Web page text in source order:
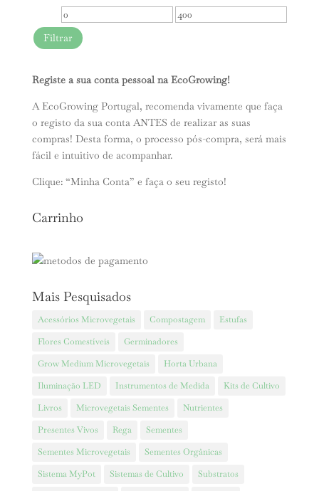
Preço
mínimo
Preço
Filtrar
Registe a sua conta pessoal na EcoGrowing!
A EcoGrowing Portugal, recomenda vivamente que faça
o registo da sua conta ANTES de realizar as suas
compras! Desta forma, o processo pós-compra, será mais
fácil e intuitivo de acompanhar.
Clique: “Minha Conta” e faça o seu registo!
Carrinho
Mais Pesquisados
Acessórios Microvegetais Compostagem
Estufas
Flores Comestíveis
Germinadores
Grow Medium Microvegetais
Horta Urbana
Iluminação LED
Instrumentos de Medida
Kits de Cultivo
Livros
Microvegetais Sementes
Nutrientes
Presentes Vivos
Rega
Sementes
Sementes Microvegetais
Sementes Orgânicas
Sistema MyPot
Sistemas de Cultivo
Substratos